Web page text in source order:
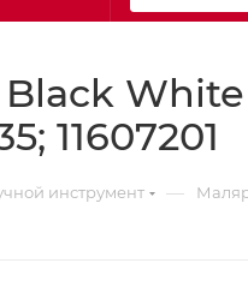
Black
11607201
инструмент —